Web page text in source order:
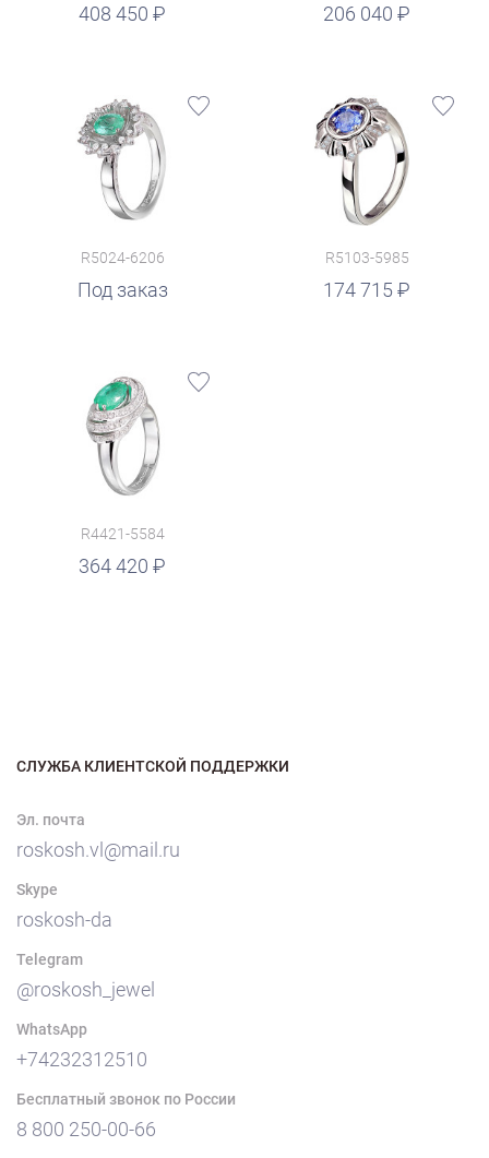
408 450 206 040
руб.
R5024-6206
Под заказ
R5103-5985
174 715
руб.
R4421-5584
364 420
СЛУЖБА КЛИЕНТСКОЙ ПОДДЕРЖКИ
Эл. почта
roskosh.vl@mail.ru
Skype
roskosh-da
Telegram
@roskosh_jewel
WhatsApp
+74232312510
Бесплатный звонок по России
8 800 250-00-66